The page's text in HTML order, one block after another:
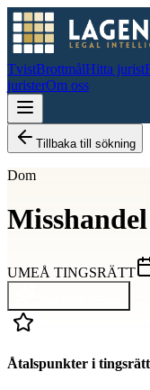
TvistBrottmålHitta jurist
juristerOm oss
Tillbaka till sökning
Dom
Misshandel
UMEÅ TINGSRÄTT
Åtalspunkter i